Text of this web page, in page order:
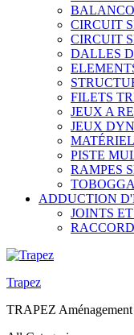
CIRCUIT
CIRCUIT
DALLES
FILETS
JEUX A
JEUX
PISTE
RAMPES
ADDUCTION
JOINTS
Trapez
TRAPEZ